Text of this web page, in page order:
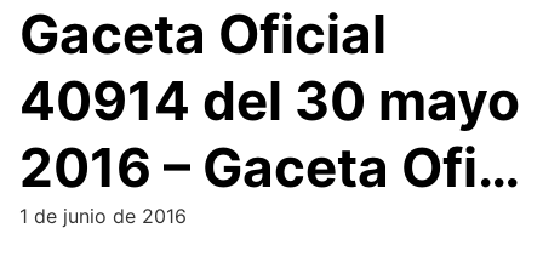
Gaceta Oficial
40914 del 30 mayo
2016 – Gaceta Ofi…
1 de junio de 2016